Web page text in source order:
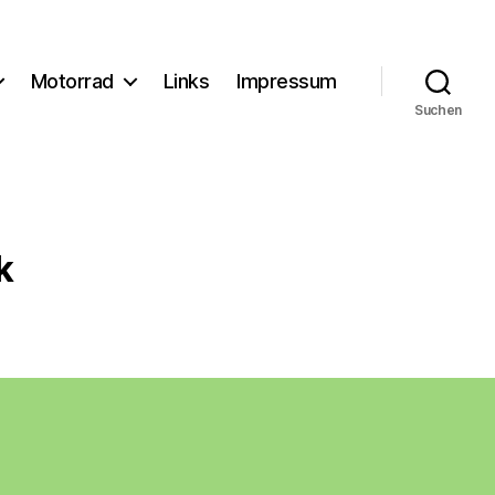
Motorrad Links Impressum
Suchen